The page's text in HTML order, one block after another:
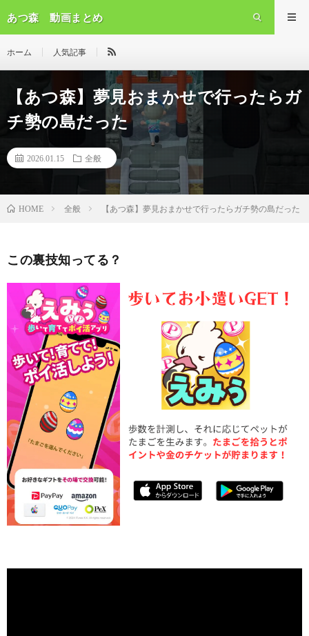
あつ森 動画まとめ
ホーム 人気記事
【あつ森】夢見おまかせで行ったらガ
チ勢の島だった
2026.01.15 全般
HOME 全般 【あつ森】夢見おまかせで行ったらガチ勢の島だった
この裏技知ってる？